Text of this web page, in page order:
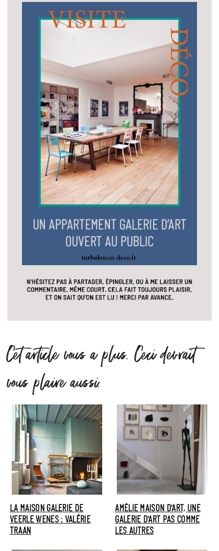
Cet article vous a plus. Ceci devrait
vous plaire aussi.
LA MAISON GALERIE DE
VEERLE WENES : VALÉRIE
TRAAN
AMÉLIE MAISON D'ART, UNE
GALERIE D'ART PAS COMME
LES AUTRES